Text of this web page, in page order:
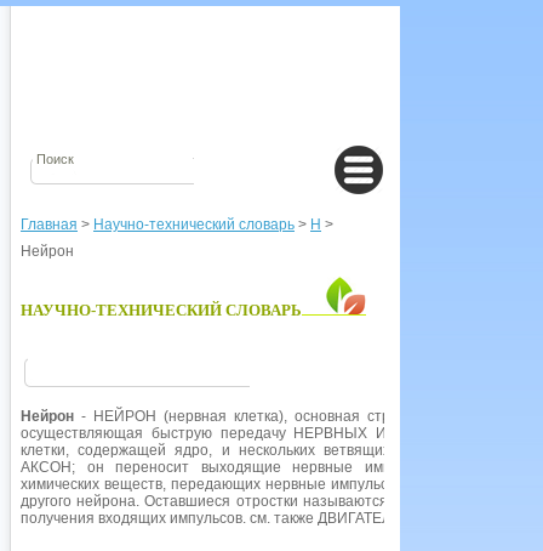
Главная > Научно-технический словарь > Н >
Нейрон
НАУЧНО-ТЕХНИЧЕСКИЙ СЛОВАРЬ
Нейрон - НЕЙРОН (нервная клетка), основная структурная и
осуществляющая быструю передачу НЕРВНЫХ ИМПУЛЬСОВ между
клетки, содержащей ядро, и нескольких ветвящихся
АКСОН; он переносит выходящие нервные импульсы, вызывая
химических веществ, передающих нервные импульсы через узлы связи
другого нейрона. Оставшиеся отростки называются ДЕНДРИТАМИ. Они
получения входящих импульсов. см. также ДВИГАТЕЛЬНЫЙ НЕЙРОН и